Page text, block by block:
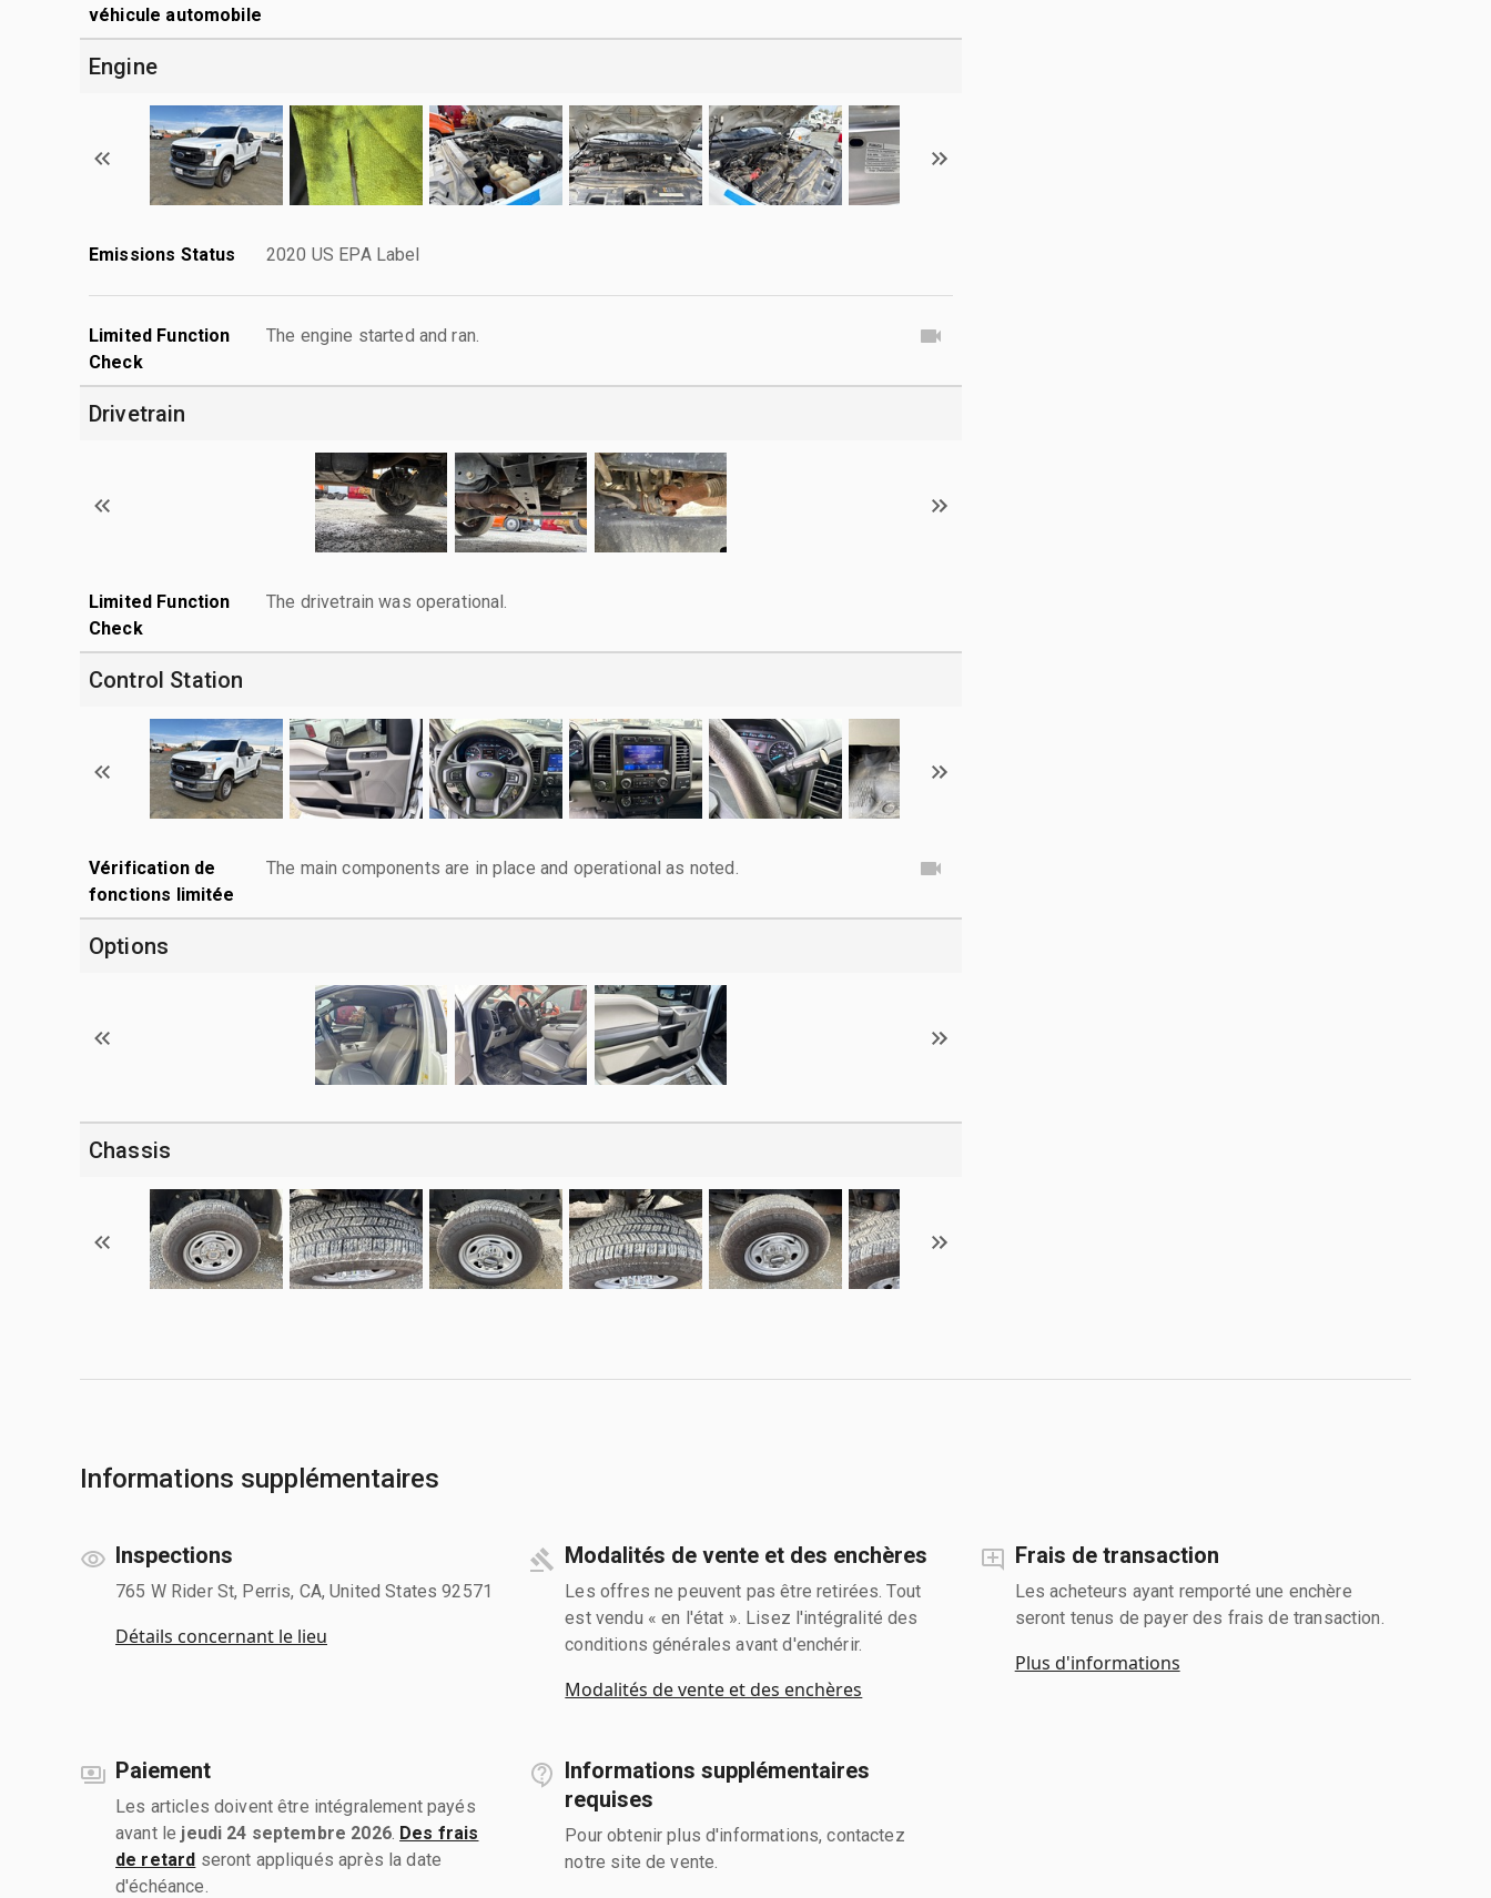
véhicule automobile
Engine
Emissions Status 2020 US EPA Label
Limited Function
Check
The engine started and ran.
Drivetrain
Limited Function
Check
The drivetrain was operational.
Control Station
Vérification de
fonctions limitée
The main components are in place and operational as noted.
Options
Chassis
Informations supplémentaires
Inspections
765 W Rider St, Perris, CA, United States 92571
Détails concernant le lieu
Modalités de vente et des enchères
Les offres ne peuvent pas être retirées. Tout
est vendu « en l'état ». Lisez l'intégralité des
conditions générales avant d'enchérir.
Modalités de vente et des enchères
Frais de transaction
Les acheteurs ayant remporté une enchère
seront tenus de payer des frais de transaction.
Plus d'informations
Paiement
Les articles doivent être intégralement payés
avant le jeudi 24 septembre 2026. Des frais
de retard seront appliqués après la date
d'échéance.
Informations supplémentaires
requises
Pour obtenir plus d'informations, contactez
notre site de vente.